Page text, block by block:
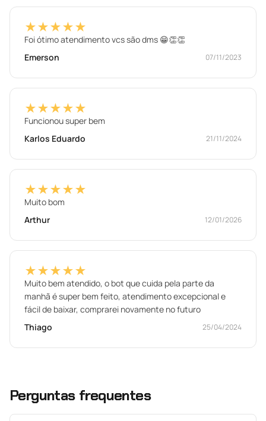
★★★★★
Foi ótimo atendimento vcs são dms 😁👏👏
Emerson
07/11/2023
★★★★★
Funcionou super bem
Karlos Eduardo
21/11/2024
★★★★★
Muito bom
Arthur
12/01/2026
★★★★★
Muito bem atendido, o bot que cuida pela parte da
manhã é super bem feito, atendimento excepcional e
fácil de baixar, comprarei novamente no futuro
Thiago
25/04/2024
Perguntas frequentes